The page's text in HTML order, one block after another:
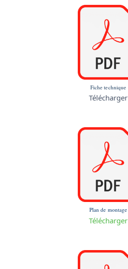
Fiche technique
Télécharger
Plan de montage
Télécharger